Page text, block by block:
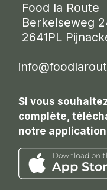
Food la Route
Berkelseweg
2641PL
Si vous
complète,
notre